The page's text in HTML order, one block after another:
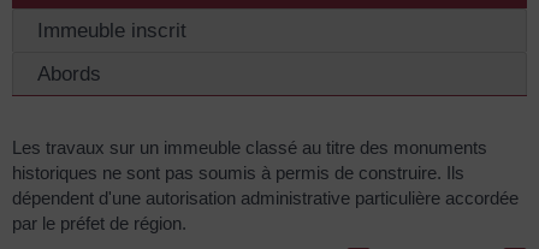
Immeuble inscrit
Abords
Les travaux sur un immeuble classé au titre des monuments
historiques ne sont pas soumis à permis de construire. Ils
dépendent d'une autorisation administrative particulière accordée
par le préfet de région.